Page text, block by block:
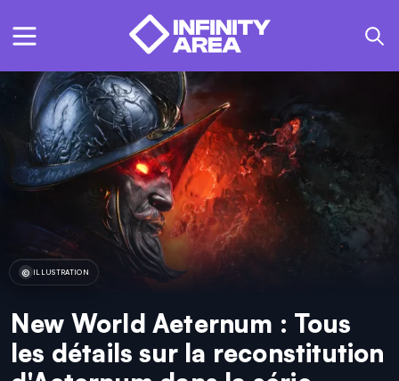
ILLUSTRATION
New World Aeternum : Tous
les détails sur la reconstitution